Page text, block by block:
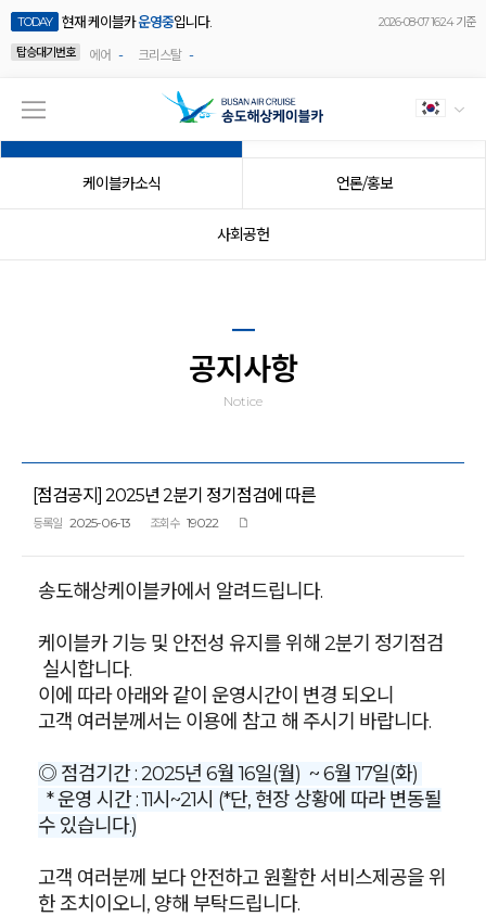
TODAY 현재 케이블카운영중입니다.
2026-08-07 16:24 기준
탑승대기번호
에어 - 크리스탈 -
케이블카소식 언론/홍보
사회공헌
공지사항
Notice
[점검공지] 2025년 2분기 정기점검에 따른
등록일 2025-06-13 조회수 19022
송도해상케이블카에서 알려드립니다.
케이블카 기능 및 안전성 유지를 위해 2분기 정기점검
실시합니다.
이에 따라 아래와 같이 운영시간이 변경 되오니
고객 여러분께서는 이용에 참고 해 주시기 바랍니다.
◎ 점검기간 : 2025년 6월 16일(월) ~ 6월 17일(화)
* 운영 시간 : 11시~21시 (*단, 현장 상황에 따라 변동될
수 있습니다.)
고객 여러분께 보다 안전하고 원활한 서비스제공을 위
한 조치이오니, 양해 부탁드립니다.